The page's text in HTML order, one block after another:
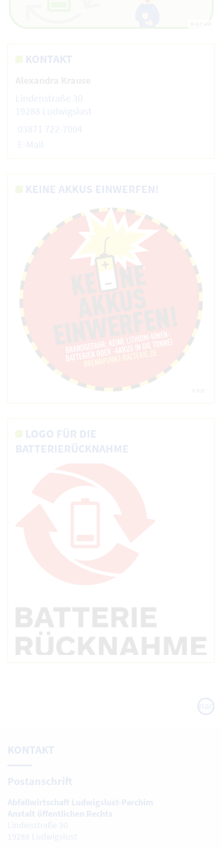
KONTAKT
Lindenstraße 30
19288 Ludwigslust
03871 722-7004
E-Mail
KEINE AKKUS EINWERFEN!
LOGO FÜR DIE
BATTERIERÜCKNAHME
nach
oben
KONTAKT
Postanschrift
Abfallwirtschaft Ludwigslust-Parchim
Anstalt öffentlichen Rechts
Lindenstraße 30
19288 Ludwigslust